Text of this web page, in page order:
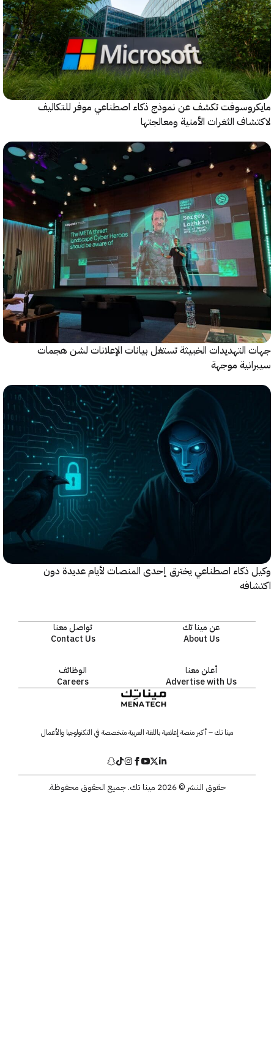
تكشف عن نموذج ذكاء اصطناعي موفر للتكاليف
الثغرات الأمنية ومعالجتها
الخبيثة تستغل بيانات الإعلانات لشن هجمات
موجهة
ذكاء اصطناعي يخترق إحدى المنصات لأيام عديدة دون
عن مينا تك
About Us
تواصل معنا
Contact Us
أعلن معنا
Advertise with Us
الوظائف
Careers
مينا تك – أكبر منصة إعلامية باللغة العربية متخصصة في التكنولوجيا والأعمال
حقوق النشر © 2026 مينا تك. جميع الحقوق محفوظة.